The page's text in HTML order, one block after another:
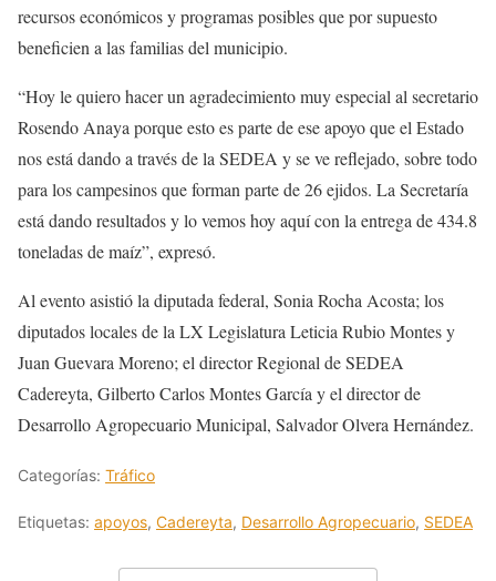
recursos económicos y programas posibles que por supuesto
beneficien a las familias del municipio.
“Hoy le quiero hacer un agradecimiento muy especial al secretario
Rosendo Anaya porque esto es parte de ese apoyo que el Estado
nos está dando a través de la SEDEA y se ve reflejado, sobre todo
para los campesinos que forman parte de 26 ejidos. La Secretaría
está dando resultados y lo vemos hoy aquí con la entrega de 434.8
toneladas de maíz”, expresó.
Al evento asistió la diputada federal, Sonia Rocha Acosta; los
diputados locales de la LX Legislatura Leticia Rubio Montes y
Juan Guevara Moreno; el director Regional de SEDEA
Cadereyta, Gilberto Carlos Montes García y el director de
Desarrollo Agropecuario Municipal, Salvador Olvera Hernández.
Categorías: Tráfico
Etiquetas: apoyos, Cadereyta, Desarrollo Agropecuario, SEDEA